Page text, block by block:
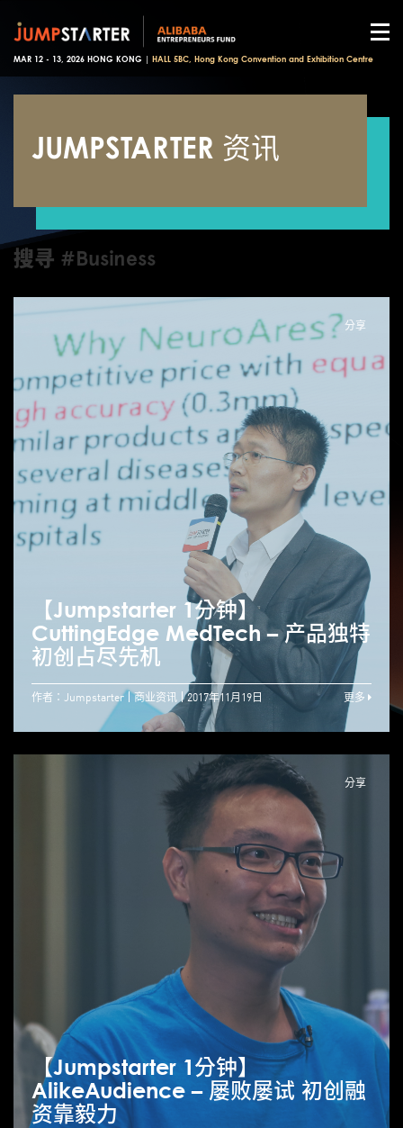
MAR 12 - 13, 2026 HONG KONG | HALL 5BC, Hong Kong Convention and Exhibition Centre
JUMPSTARTER 资讯
搜寻 #Business
分享
【Jumpstarter 1分钟】
CuttingEdge MedTech – 产品独特
初创占尽先机
作者：Jumpstarter 商业资讯 2017年11月19日 更多
分享
【Jumpstarter 1分钟】
AlikeAudience – 屡败屡试 初创融
资靠毅力